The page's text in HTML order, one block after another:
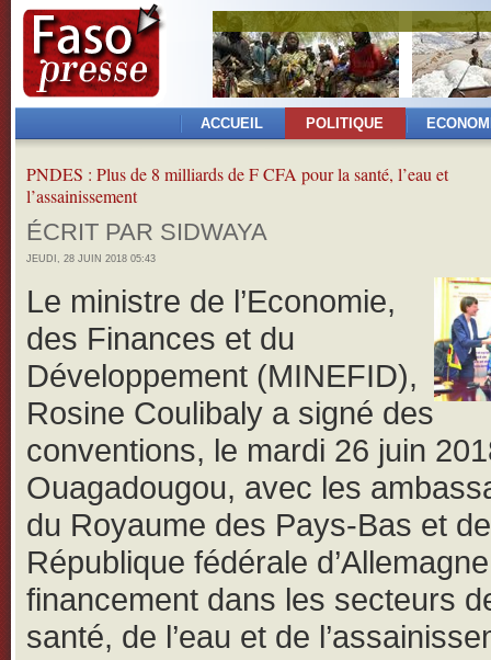
ACCUEIL POLITIQUE
PNDES : Plus de 8 milliards de F CFA pour la santé, l’eau et
l’assainissement
ÉCRIT PAR SIDWAYA
JEUDI, 28 JUIN 2018 05:43
Le ministre de l’Economie,
des Finances et du
Développement (MINEFID),
Rosine Coulibaly a signé des
conventions, le mardi 26 juin
Ouagadougou, avec les
du Royaume des Pays-Bas et
République fédérale
financement dans les secteurs
santé, de l’eau et de